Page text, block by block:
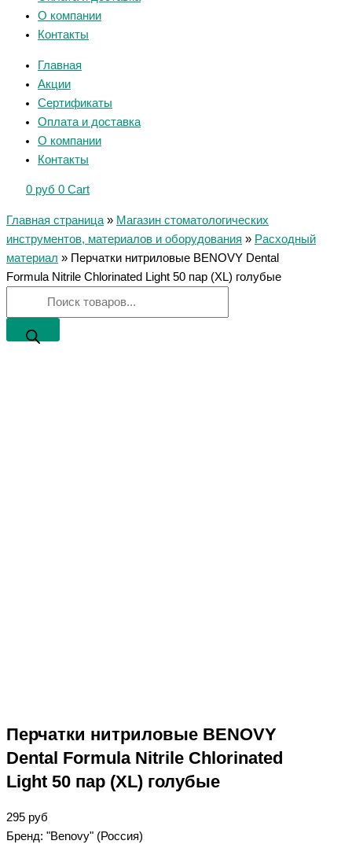
О компании
Контакты
Главная
Акции
Сертификаты
Оплата и доставка
О компании
Контакты
0 руб 0 Cart
Главная страница » Магазин стоматологических
инструментов, материалов и оборудования » Расходный
материал » Перчатки нитриловые BENOVY Dental
Formula Nitrile Chlorinated Light 50 пар (XL) голубые
Перчатки нитриловые BENOVY
Dental Formula Nitrile Chlorinated
Light 50 пар (XL) голубые
295 руб
Бренд: "Benovy" (Россия)